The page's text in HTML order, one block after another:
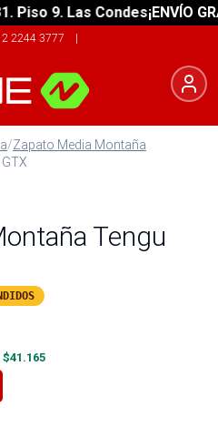
9. Las Condes¡ENVÍO
2244 3777 |
/Zapato Media Montaña
Tengu
$41.165